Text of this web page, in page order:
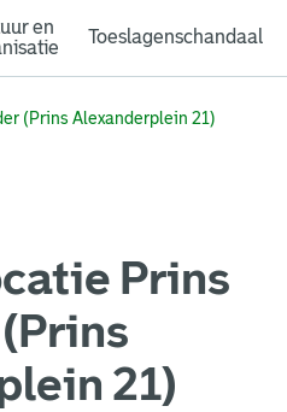
en
Toeslagenschandaal
(Prins Alexanderplein 21)
Prins
21)